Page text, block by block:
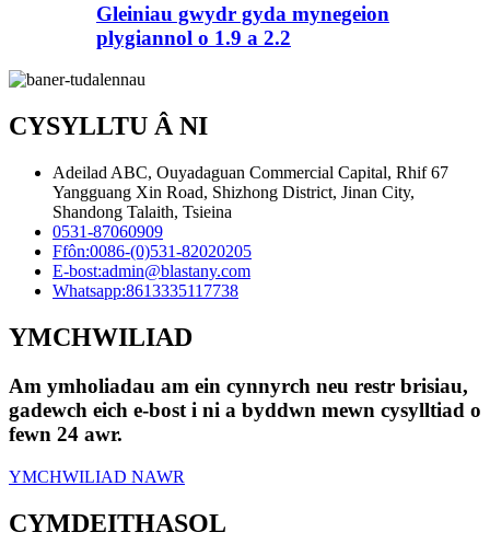
Gleiniau gwydr gyda mynegeion
plygiannol o 1.9 a 2.2
CYSYLLTU Â NI
Adeilad ABC, Ouyadaguan Commercial Capital, Rhif 67
Yangguang Xin Road, Shizhong District, Jinan City,
Shandong Talaith, Tsieina
0531-87060909
Ffôn:0086-(0)531-82020205
E-bost:admin@blastany.com
Whatsapp:8613335117738
YMCHWILIAD
Am ymholiadau am ein cynnyrch neu restr brisiau,
gadewch eich e-bost i ni a byddwn mewn cysylltiad o
fewn 24 awr.
YMCHWILIAD NAWR
CYMDEITHASOL